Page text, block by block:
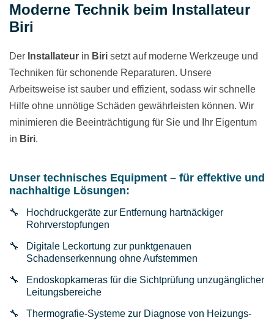
Moderne Technik beim Installateur
Biri
Der Installateur in Biri setzt auf moderne Werkzeuge und
Techniken für schonende Reparaturen. Unsere
Arbeitsweise ist sauber und effizient, sodass wir schnelle
Hilfe ohne unnötige Schäden gewährleisten können. Wir
minimieren die Beeinträchtigung für Sie und Ihr Eigentum
in Biri.
Unser technisches Equipment – für effektive und
nachhaltige Lösungen:
Hochdruckgeräte zur Entfernung hartnäckiger
Rohrverstopfungen
Digitale Leckortung zur punktgenauen
Schadenserkennung ohne Aufstemmen
Endoskopkameras für die Sichtprüfung unzugänglicher
Leitungsbereiche
Thermografie-Systeme zur Diagnose von Heizungs-